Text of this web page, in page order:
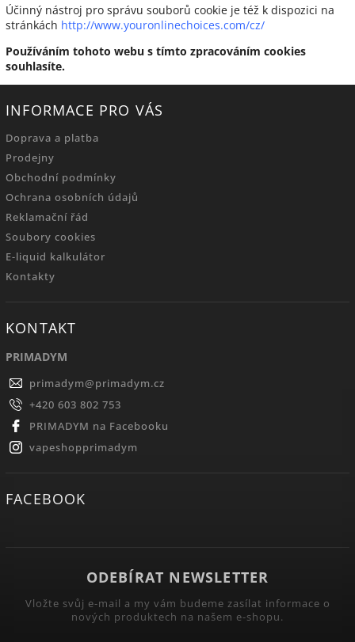
Účinný nástroj pro správu souborů cookie je též k dispozici na
stránkách http://www.youronlinechoices.com/cz/
Používáním tohoto webu s tímto zpracováním cookies
souhlasíte.
INFORMACE PRO VÁS
Doprava a platba
Prodejny
Obchodní podmínky
Ochrana osobních údajů
Reklamační řád
Soubory cookies
E-liquid kalkulátor
Kontakty
KONTAKT
PRIMADYM
primadym@primadym.cz
+420 603 802 753
PRIMADYM na Facebooku
vapeshopprimadym
FACEBOOK
ODEBÍRAT NEWSLETTER
Vložte svůj e-mail a my vám budeme zasílat informace o
nových produktech na našem e-shopu.